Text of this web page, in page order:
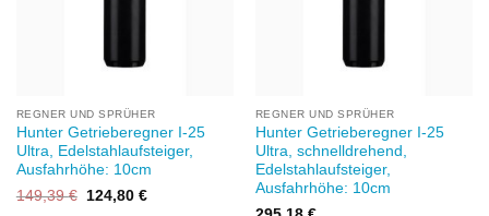
REGNER UND SPRÜHER
Hunter Getrieberegner I-25
Ultra, Edelstahlaufsteiger,
Ausfahrhöhe: 10cm
149,39€
Ursprünglicher
124,80 €Aktueller
REGNER UND SPRÜHER
Hunter Getrieberegner I-25
Ultra, schnelldrehend,
Edelstahlaufsteiger,
Ausfahrhöhe: 10cm